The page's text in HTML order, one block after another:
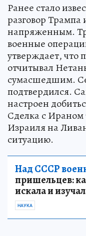
Ранее стало
разговор Трампа
напряженным.
военные
утверждает, что
отчитывал
сумасшедшим.
подтвердился.
настроен
Сделка с Ираном
Израиля на
ситуацию.
Над СССР
пришельцев:
искала и
НАУКА